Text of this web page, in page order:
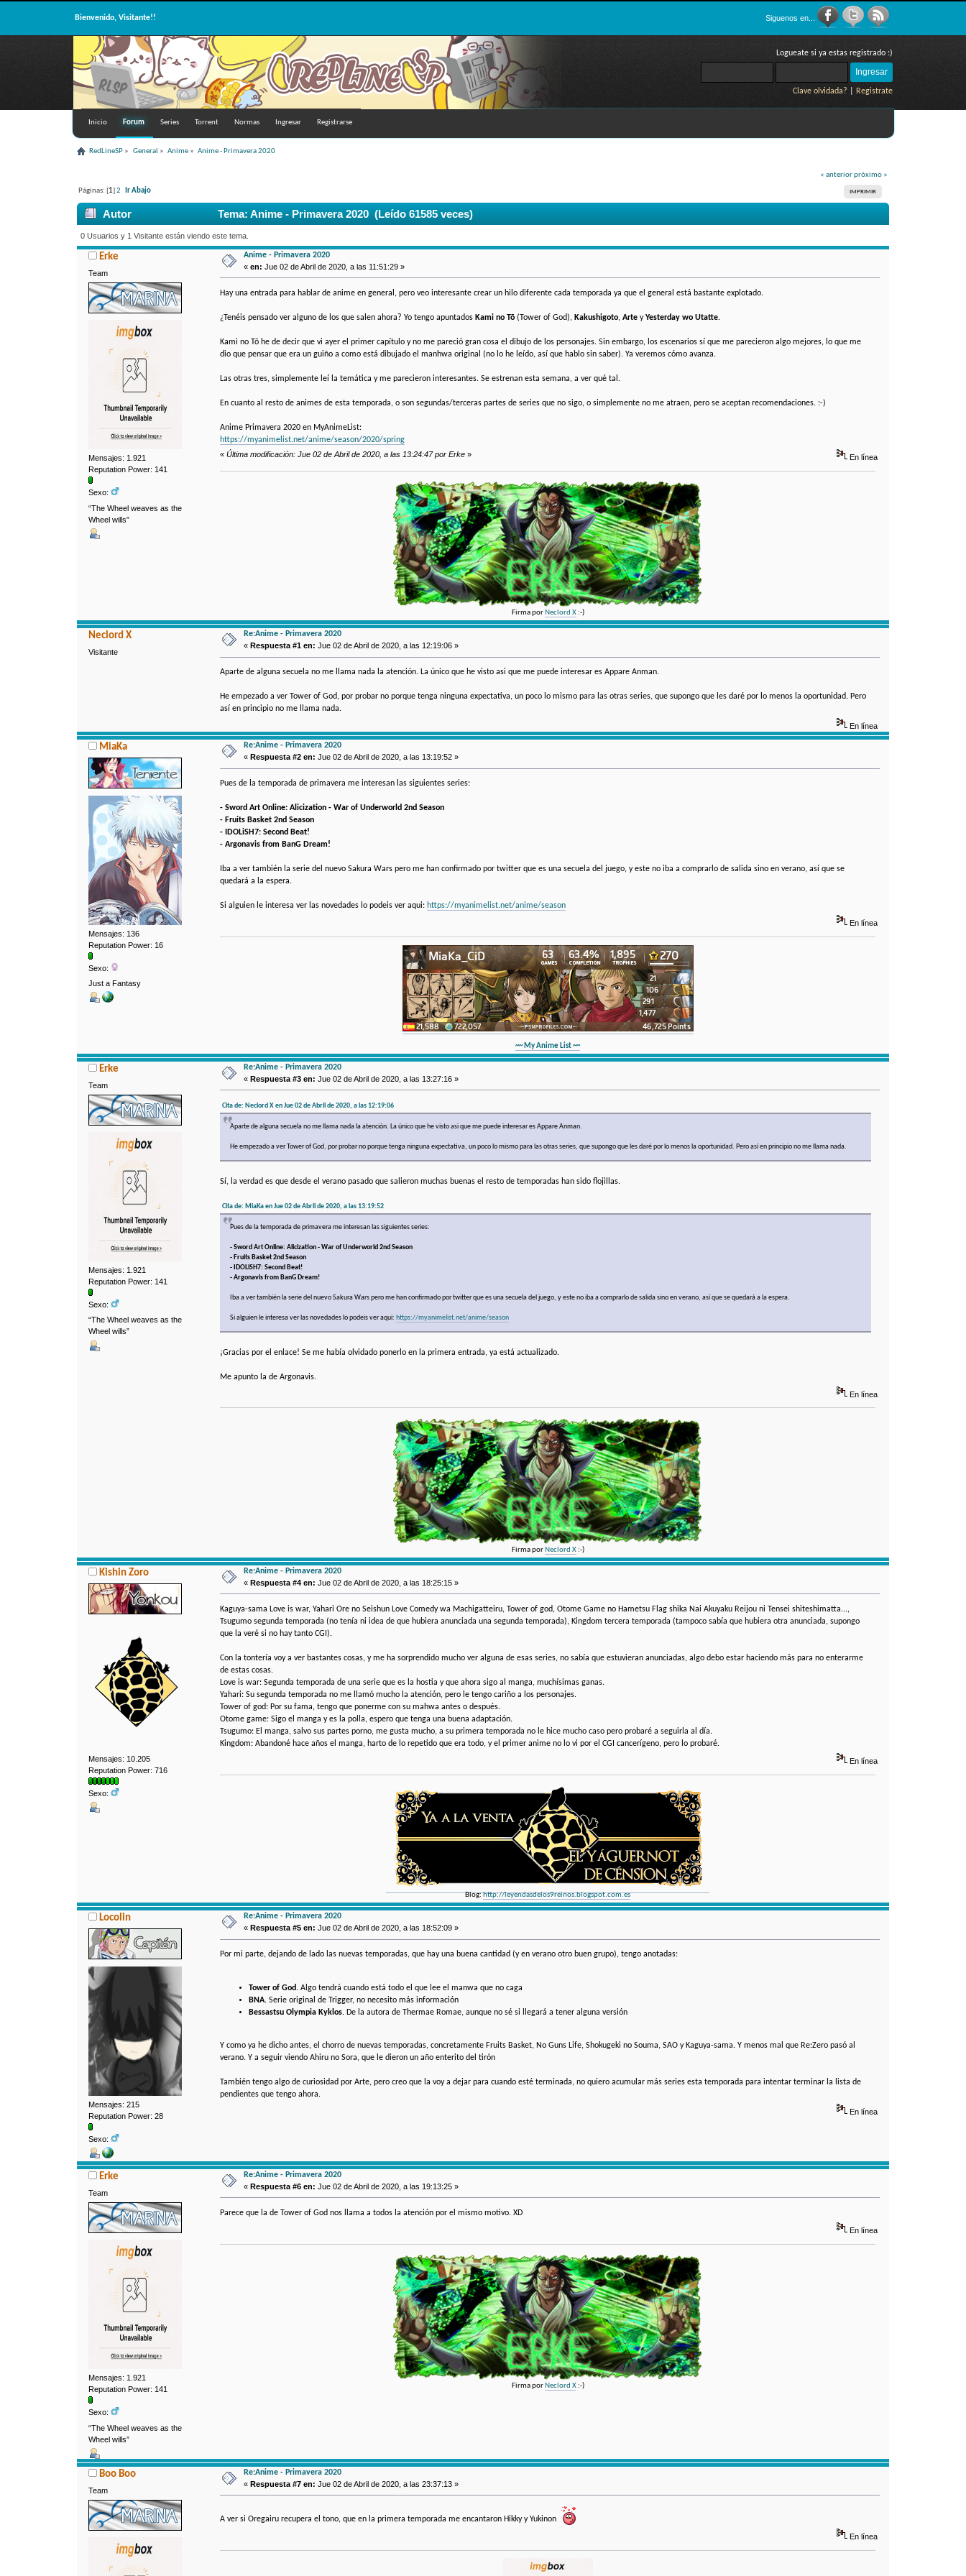
Bienvenido, Visitante!! Siguenos en...
Logueate si ya estas registrado :)
Clave olvidada? Registrate
Inicio Forum Series Torrent Normas Ingresar Registrarse
RedLineSP » General » Anime » Anime - Primavera 2020
« anterior próximo »
IMPRIMIR
Páginas: [ 1 ]2 Ir Abajo
Autor Tema: Anime - Primavera 2020 (Leído 61585 veces)
0 Usuarios y 1 Visitante están viendo este tema.
Erke
Team
Mensajes: 1.921
Reputation Power: 141
Sexo:
“The Wheel weaves as the
Wheel wills”
Anime - Primavera 2020
« en: Jue 02 de Abril de 2020, a las 11:51:29 »
Hay una entrada para hablar de anime en general, pero veo interesante crear un hilo diferente cada temporada ya que el general está bastante explotado.
¿Tenéis pensado ver alguno de los que salen ahora? Yo tengo apuntados Kami no Tō (Tower of God), Kakushigoto,ArteyYesterday wo Utatte.
Kami no Tō he de decir que vi ayer el primer capítulo y no me pareció gran cosa el dibujo de los personajes. Sin embargo, los escenarios sí que me parecieron algo mejores, lo que me
dio que pensar que era un guiño a como está dibujado el manhwa original (no lo he leído, así que hablo sin saber). Ya veremos cómo avanza.
Las otras tres, simplemente leí la temática y me parecieron interesantes. Se estrenan esta semana, a ver qué tal.
En cuanto al resto de animes de esta temporada, o son segundas/terceras partes de series que no sigo, o simplemente no me atraen, pero se aceptan recomendaciones. :-)
Anime Primavera 2020 en MyAnimeList:
https://myanimelist.net/anime/season/2020/spring
«Última modificación: Jue 02 de Abril de 2020, a las 13:24:47 por Erke » En línea
Firma por Neclord X:-)
Neclord X
Visitante
Re:Anime - Primavera 2020
« Respuesta #1 en: Jue 02 de Abril de 2020, a las 12:19:06 »
Aparte de alguna secuela no me llama nada la atención. La único que he visto asi que me puede interesar es Appare Anman.
He empezado a ver Tower of God, por probar no porque tenga ninguna expectativa, un poco lo mismo para las otras series, que supongo que les daré por lo menos la oportunidad. Pero
así en principio no me llama nada.
En línea
MiaKa
Mensajes: 136
Reputation Power: 16
Sexo:
Just a Fantasy
Re:Anime - Primavera 2020
« Respuesta #2 en: Jue 02 de Abril de 2020, a las 13:19:52 »
Pues de la temporada de primavera me interesan las siguientes series:
- Sword Art Online: Alicization - War of Underworld 2nd Season
- Fruits Basket 2nd Season
- IDOLiSH7: Second Beat!
- Argonavis from BanG Dream!
Iba a ver también la serie del nuevo Sakura Wars pero me han confirmado por twitter que es una secuela del juego, y este no iba a comprarlo de salida sino en verano, así que se
quedará a la espera.
Si alguien le interesa ver las novedades lo podeis ver aqui: https://myanimelist.net/anime/season
En línea
~~ My Anime List ~~
Erke
Team
Mensajes: 1.921
Reputation Power: 141
Sexo:
“The Wheel weaves as the
Wheel wills”
Re:Anime - Primavera 2020
« Respuesta #3 en: Jue 02 de Abril de 2020, a las 13:27:16 »
Cita de: Neclord X en Jue 02 de Abril de 2020, a las 12:19:06
Aparte de alguna secuela no me llama nada la atención. La único que he visto asi que me puede interesar es Appare Anman.
He empezado a ver Tower of God, por probar no porque tenga ninguna expectativa, un poco lo mismo para las otras series, que supongo que les daré por lo menos la oportunidad. Pero así en principio no me llama nada.
Sí, la verdad es que desde el verano pasado que salieron muchas buenas el resto de temporadas han sido flojillas.
Cita de: MiaKa en Jue 02 de Abril de 2020, a las 13:19:52
Pues de la temporada de primavera me interesan las siguientes series:
- Sword Art Online: Alicization - War of Underworld 2nd Season
- Fruits Basket 2nd Season
- IDOLiSH7: Second Beat!
- Argonavis from BanG Dream!
Iba a ver también la serie del nuevo Sakura Wars pero me han confirmado por twitter que es una secuela del juego, y este no iba a comprarlo de salida sino en verano, así que se quedará a la espera.
Si alguien le interesa ver las novedades lo podeis ver aqui: https://myanimelist.net/anime/season
¡Gracias por el enlace! Se me había olvidado ponerlo en la primera entrada, ya está actualizado.
Me apunto la de Argonavis.
En línea
Firma por Neclord X:-)
Kishin Zoro
Mensajes: 10.205
Reputation Power: 716
Sexo:
Re:Anime - Primavera 2020
« Respuesta #4 en: Jue 02 de Abril de 2020, a las 18:25:15 »
Kaguya-sama Love is war, Yahari Ore no Seishun Love Comedy wa Machigatteiru, Tower of god, Otome Game no Hametsu Flag shika Nai Akuyaku Reijou ni Tensei shiteshimatta...,
Tsugumo segunda temporada (no tenía ni idea de que hubiera anunciada una segunda temporada), Kingdom tercera temporada (tampoco sabía que hubiera otra anunciada, supongo
que la veré si no hay tanto CGI).
Con la tontería voy a ver bastantes cosas, y me ha sorprendido mucho ver alguna de esas series, no sabía que estuvieran anunciadas, algo debo estar haciendo más para no enterarme
de estas cosas.
Love is war: Segunda temporada de una serie que es la hostia y que ahora sigo al manga, muchísimas ganas.
Yahari: Su segunda temporada no me llamó mucho la atención, pero le tengo cariño a los personajes.
Tower of god: Por su fama, tengo que ponerme con su mahwa antes o después.
Otome game: Sigo el manga y es la polla, espero que tenga una buena adaptación.
Tsugumo: El manga, salvo sus partes porno, me gusta mucho, a su primera temporada no le hice mucho caso pero probaré a seguirla al día.
Kingdom: Abandoné hace años el manga, harto de lo repetido que era todo, y el primer anime no lo vi por el CGI cancerígeno, pero lo probaré.
En línea
Blog:http://leyendasdelos9reinos.blogspot.com.es
Locolin
Mensajes: 215
Reputation Power: 28
Sexo:
Re:Anime - Primavera 2020
« Respuesta #5 en: Jue 02 de Abril de 2020, a las 18:52:09 »
Por mi parte, dejando de lado las nuevas temporadas, que hay una buena cantidad (y en verano otro buen grupo), tengo anotadas:
Tower of God. Algo tendrá cuando está todo el que lee el manwa que no caga
BNA. Serie original de Trigger, no necesito más información
Bessastsu Olympia Kyklos. De la autora de Thermae Romae, aunque no sé si llegará a tener alguna versión
Y como ya he dicho antes, el chorro de nuevas temporadas, concretamente Fruits Basket, No Guns Life, Shokugeki no Souma, SAO y Kaguya-sama. Y menos mal que Re:Zero pasó al
verano. Y a seguir viendo Ahiru no Sora, que le dieron un año enterito del tirón
También tengo algo de curiosidad por Arte, pero creo que la voy a dejar para cuando esté terminada, no quiero acumular más series esta temporada para intentar terminar la lista de
pendientes que tengo ahora.
En línea
Erke
Team
Mensajes: 1.921
Reputation Power: 141
Sexo:
“The Wheel weaves as the
Wheel wills”
Re:Anime - Primavera 2020
« Respuesta #6 en: Jue 02 de Abril de 2020, a las 19:13:25 »
Parece que la de Tower of God nos llama a todos la atención por el mismo motivo. XD
En línea
Firma por Neclord X:-)
Boo Boo
Team
Re:Anime - Primavera 2020
« Respuesta #7 en: Jue 02 de Abril de 2020, a las 23:37:13 »
A ver si Oregairu recupera el tono, que en la primera temporada me encantaron Hikky y Yukinon
En línea